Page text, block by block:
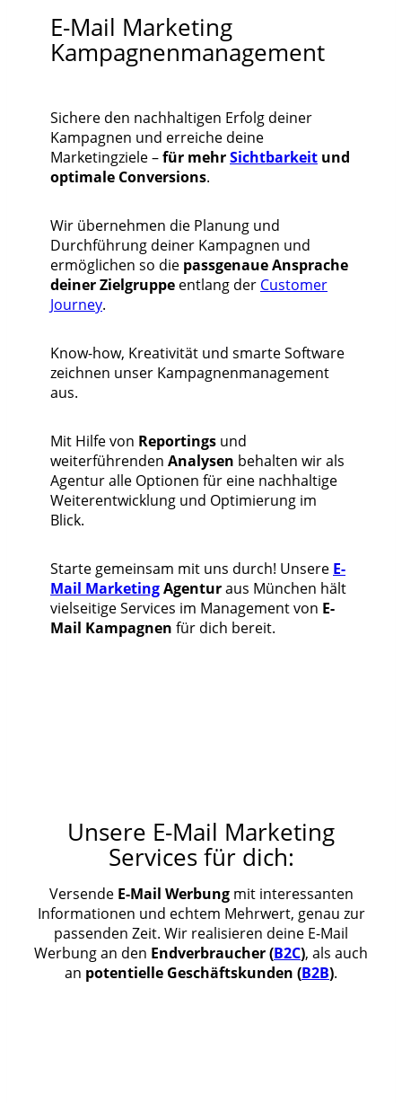
E-Mail Marketing
Kampagnenmanagement
Sichere den nachhaltigen Erfolg deiner
Kampagnen und erreiche deine
Marketingziele –für mehrSichtbarkeit und
optimale Conversions.
Wir übernehmen die Planung und
Durchführung deiner Kampagnen und
ermöglichen so die passgenaue Ansprache
deiner Zielgruppe entlang der Customer
Journey.
Know-how, Kreativität und smarte Software
zeichnen unser Kampagnenmanagement
aus.
Mit Hilfe von Reportings und
weiterführenden Analysen behalten wir als
Agentur alle Optionen für eine nachhaltige
Weiterentwicklung und Optimierung im
Blick.
Starte gemeinsam mit uns durch! Unsere E-
Mail MarketingAgenturaus München hält
vielseitige Services im Management von E-
Mail Kampagnen für dich bereit.
Unsere E-Mail Marketing
Services für dich:
Versende E-Mail Werbungmit interessanten
Informationen und echtem Mehrwert, genau zur
passenden Zeit. Wir realisieren deine E-Mail
Werbung an den Endverbraucher (B2C), als auch
an potentielle Geschäftskunden (B2B).